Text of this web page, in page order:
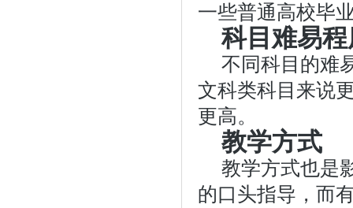
一些普通高校毕
科目难易程
不同科目的难
文科类科目来说
更高。
教学方式
教学方式也是
的口头指导，而